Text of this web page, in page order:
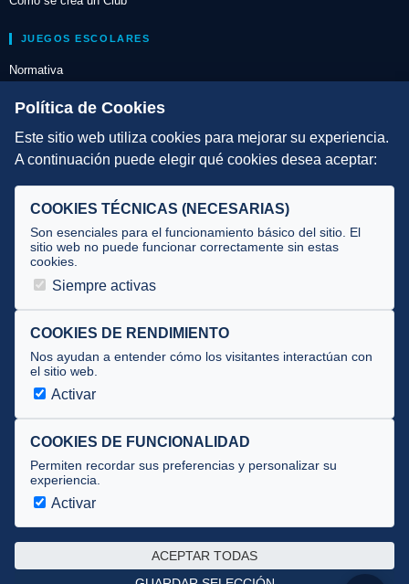
JUEGOS ESCOLARES
Normativa
Escuelas de Triatlón
DIRECCIÓN TÉCNICA
Selecciones
Tecnificación
JUECES Y OFICIALES
Documentos
Cursos
Circulares oficiales
Convocatorias y Equipaciones
Av. José Atarés 101, semisótano. 50018 Zaragoza
Privacidad · Cookies
Política de Cookies
Este sitio web utiliza cookies para mejorar su experiencia.
A continuación puede elegir qué cookies desea aceptar:
COOKIES TÉCNICAS (NECESARIAS)
Son esenciales para el funcionamiento básico del sitio. El
sitio web no puede funcionar correctamente sin estas
cookies.
Siempre activas
COOKIES DE RENDIMIENTO
Nos ayudan a entender cómo los visitantes interactúan con
el sitio web.
Activar
COOKIES DE FUNCIONALIDAD
Permiten recordar sus preferencias y personalizar su
experiencia.
Activar
ACEPTAR TODAS